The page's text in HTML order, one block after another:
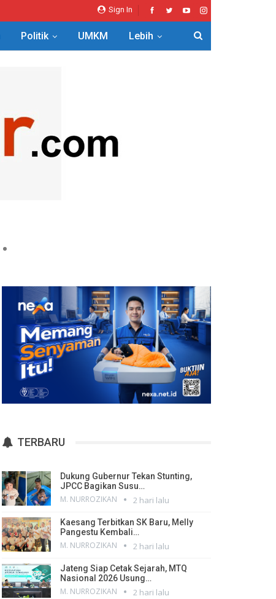
Sign In
Politik UMKM Lebih
TERBARU
Dukung Gubernur Tekan Stunting,
JPCC Bagikan Susu…
M. NURROZIKAN 2 hari lalu
Kaesang Terbitkan SK Baru, Melly
Pangestu Kembali…
M. NURROZIKAN 2 hari lalu
Jateng Siap Cetak Sejarah, MTQ
Nasional 2026 Usung…
M. NURROZIKAN 2 hari lalu